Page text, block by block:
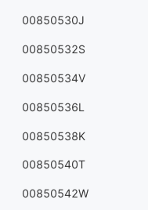
00850530J
00850532S
00850534V
00850536L
00850538K
00850540T
00850542W